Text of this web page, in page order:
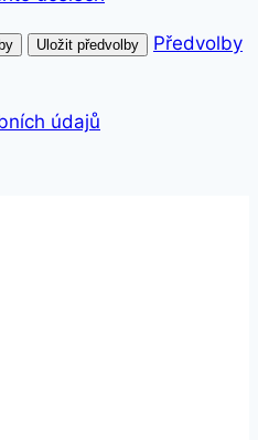
Uložit předvolby Předvolby
údajů